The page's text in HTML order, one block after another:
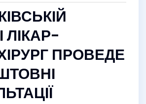
ЛІКАР-
ПРОВЕДЕ